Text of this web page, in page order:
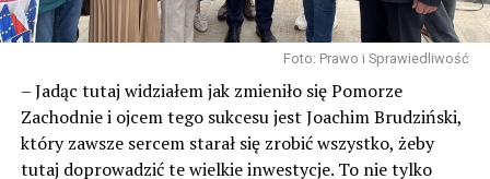
Foto: Prawo i Sprawiedliwość
– Jadąc tutaj widziałem jak zmieniło się Pomorze
Zachodnie i ojcem tego sukcesu jest Joachim Brudziński,
który zawsze sercem starał się zrobić wszystko, żeby
tutaj doprowadzić te wielkie inwestycje. To nie tylko